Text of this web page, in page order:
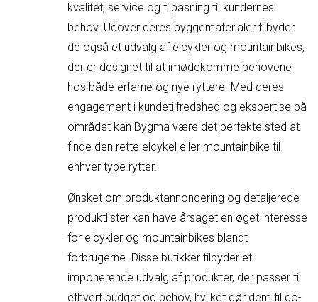
kvalitet, service og tilpasning til kundernes
behov. Udover deres byggematerialer tilbyder
de også et udvalg af elcykler og mountainbikes,
der er designet til at imødekomme behovene
hos både erfarne og nye ryttere. Med deres
engagement i kundetilfredshed og ekspertise på
området kan Bygma være det perfekte sted at
finde den rette elcykel eller mountainbike til
enhver type rytter.
Ønsket om produktannoncering og detaljerede
produktlister kan have årsaget en øget interesse
for elcykler og mountainbikes blandt
forbrugerne. Disse butikker tilbyder et
imponerende udvalg af produkter, der passer til
ethvert budget og behov, hvilket gør dem til go-